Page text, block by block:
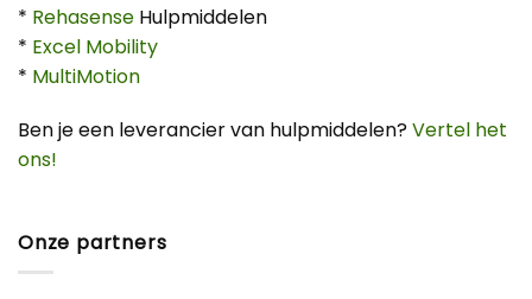
* Rehasense Hulpmiddelen
* Excel Mobility
* MultiMotion
Ben je een leverancier van hulpmiddelen?Vertel het
ons!
Onze partners